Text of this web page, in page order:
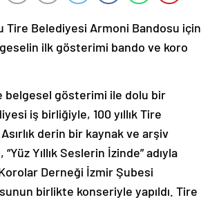
Tire Belediyesi Armoni Bandosu için
ilk gösterimi bando ve koro
belgesel gösterimi ile dolu bir
iş birliğiyle, 100 yıllık Tire
derin bir kaynak ve arşiv
Yıllık Seslerin İzinde” adıyla
Derneği İzmir Şubesi
birlikte konseriyle yapıldı. Tire